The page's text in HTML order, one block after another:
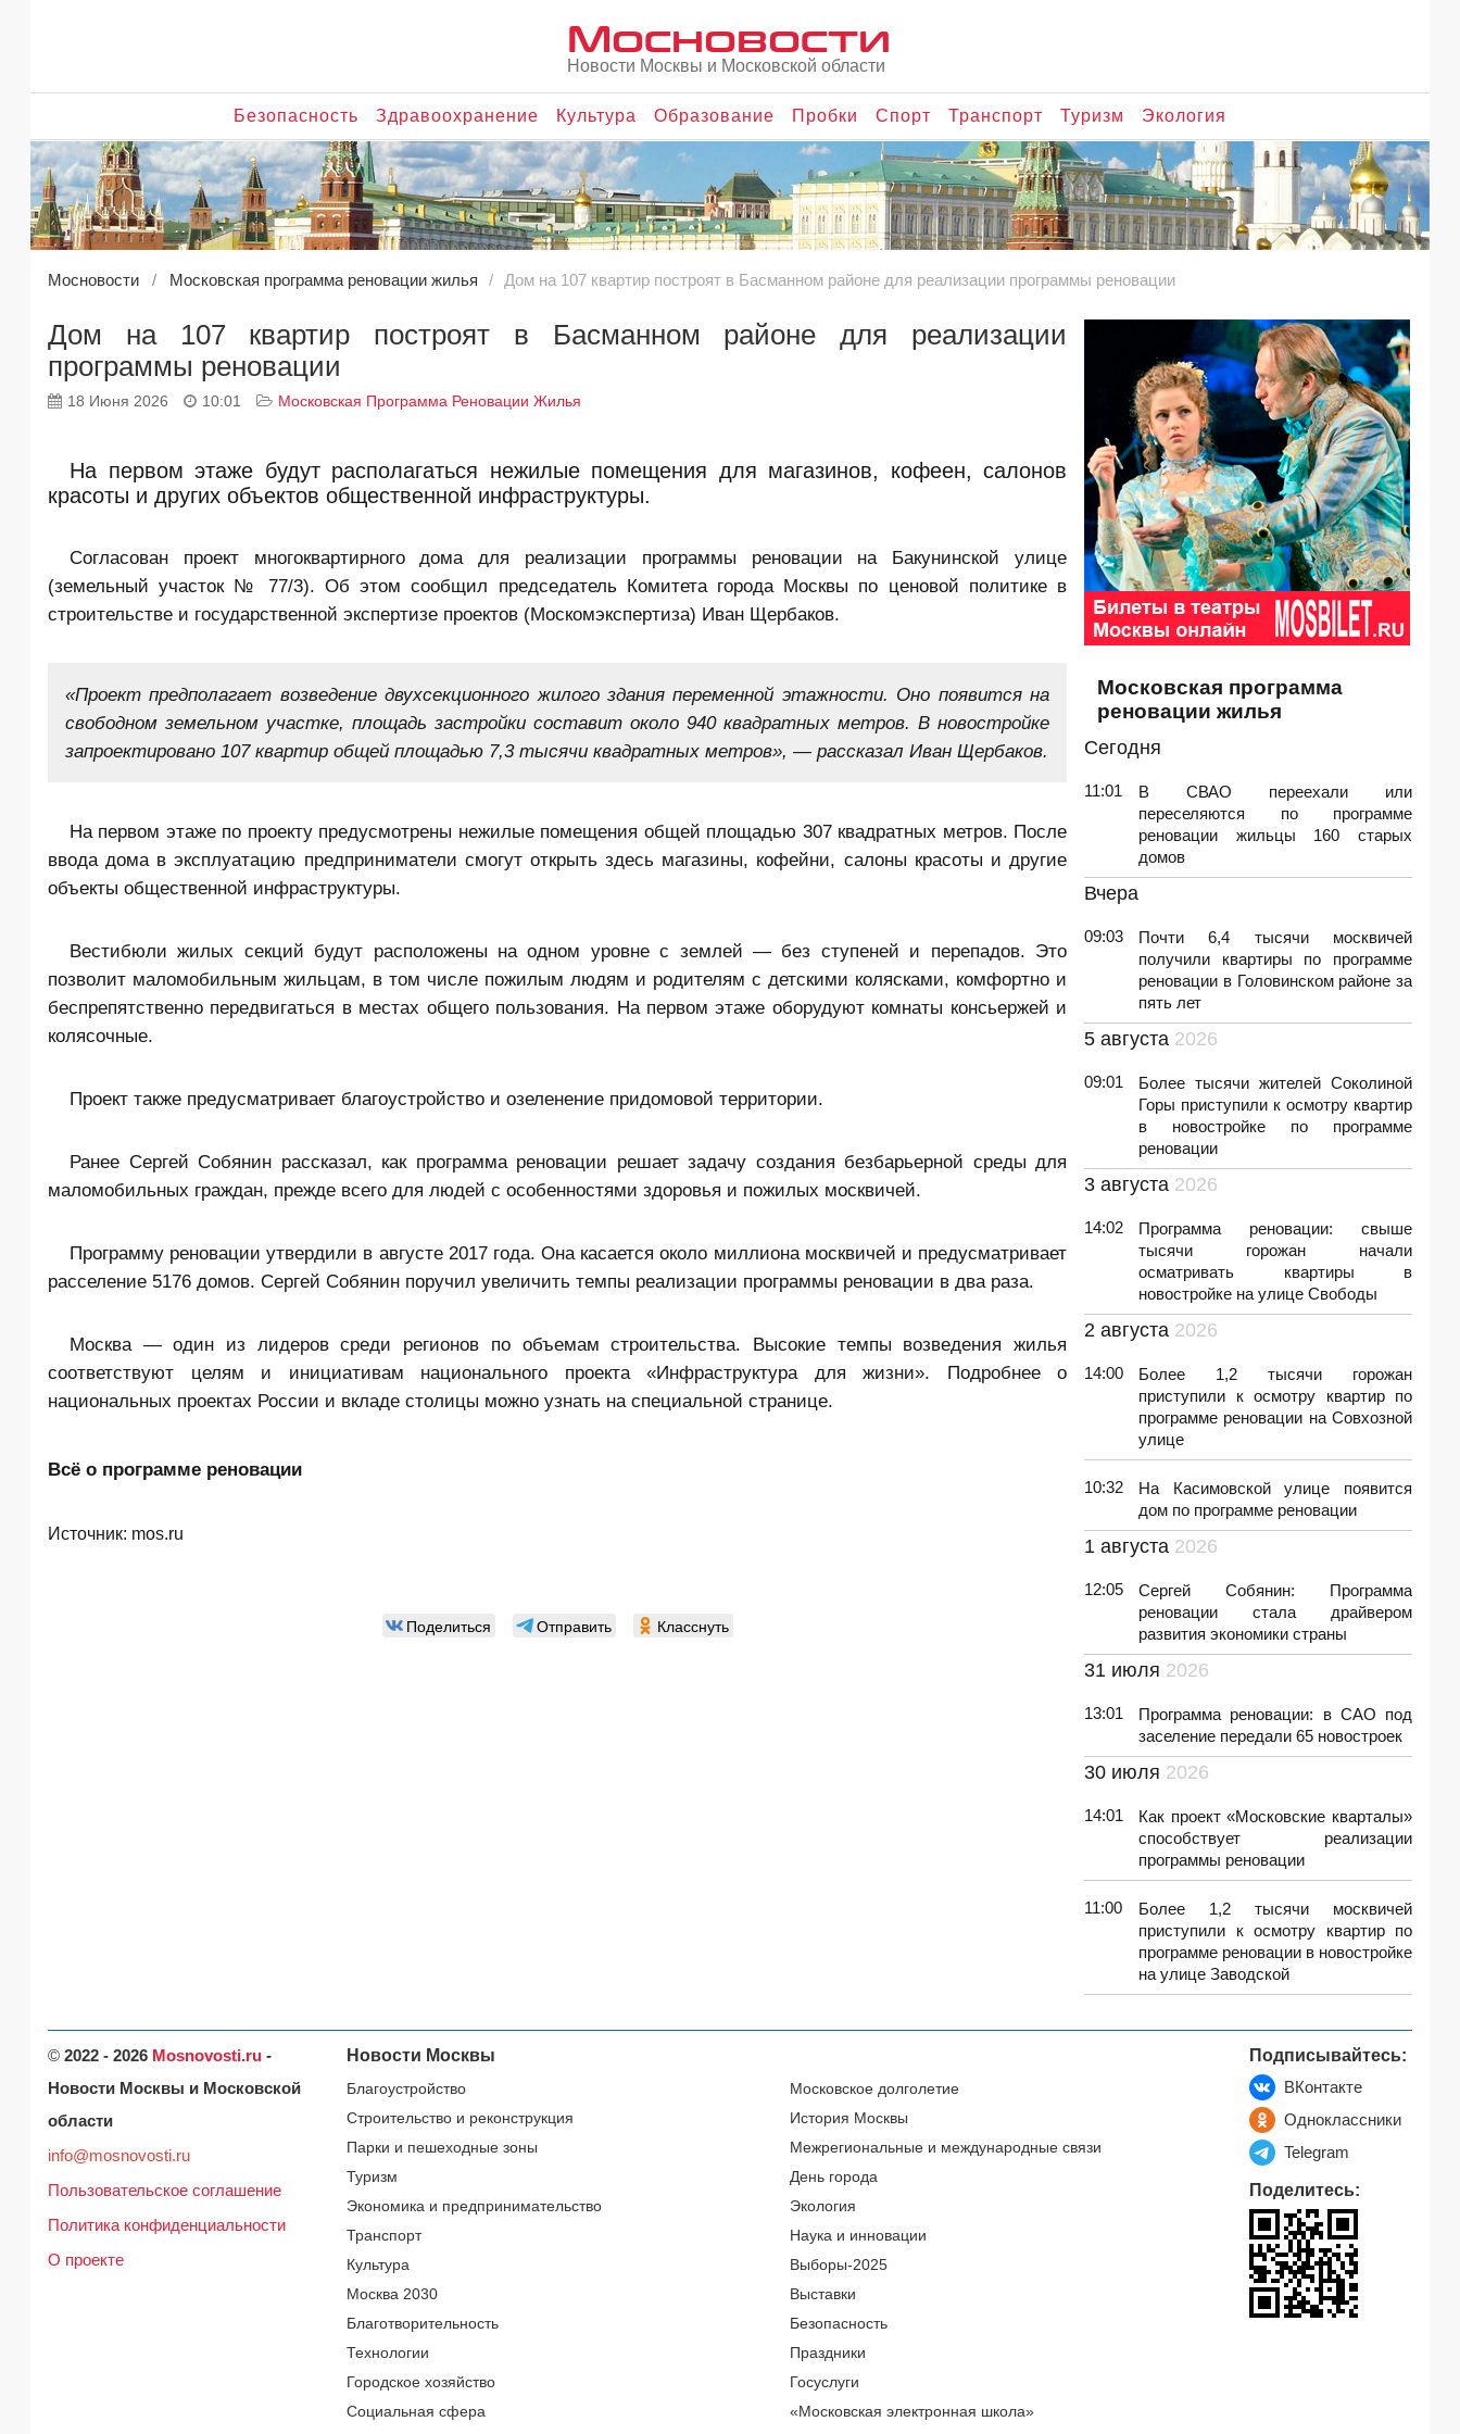
Мосновости
Новости Москвы и Московской области
Безопасность Здравоохранение Культура Образование Пробки Спорт Транспорт Туризм Экология
Мосновости Московская программа реновации жилья Дом на 107 квартир построят в Басманном районе для реализации программы реновации
Дом на 107 квартир построят в Басманном районе для реализации
программы реновации
18 Июня 2026 10:01 Московская Программа Реновации Жилья
На первом этаже будут располагаться нежилые помещения для магазинов, кофеен, салонов
красоты и других объектов общественной инфраструктуры.
Согласован проект многоквартирного дома для реализации программы реновации на Бакунинской улице
(земельный участок № 77/3). Об этом сообщил председатель Комитета города Москвы по ценовой политике в
строительстве и государственной экспертизе проектов (Москомэкспертиза) Иван Щербаков.
«Проект предполагает возведение двухсекционного жилого здания переменной этажности. Оно появится на
свободном земельном участке, площадь застройки составит около 940 квадратных метров. В новостройке
запроектировано 107 квартир общей площадью 7,3 тысячи квадратных метров», — рассказал Иван Щербаков.
На первом этаже по проекту предусмотрены нежилые помещения общей площадью 307 квадратных метров. После
ввода дома в эксплуатацию предприниматели смогут открыть здесь магазины, кофейни, салоны красоты и другие
объекты общественной инфраструктуры.
Вестибюли жилых секций будут расположены на одном уровне с землей — без ступеней и перепадов. Это
позволит маломобильным жильцам, в том числе пожилым людям и родителям с детскими колясками, комфортно и
беспрепятственно передвигаться в местах общего пользования. На первом этаже оборудуют комнаты консьержей и
колясочные.
Проект также предусматривает благоустройство и озеленение придомовой территории.
Ранее Сергей Собянин рассказал, как программа реновации решает задачу создания безбарьерной среды для
маломобильных граждан, прежде всего для людей с особенностями здоровья и пожилых москвичей.
Программу реновации утвердили в августе 2017 года. Она касается около миллиона москвичей и предусматривает
расселение 5176 домов. Сергей Собянин поручил увеличить темпы реализации программы реновации в два раза.
Москва — один из лидеров среди регионов по объемам строительства. Высокие темпы возведения жилья
соответствуют целям и инициативам национального проекта «Инфраструктура для жизни». Подробнее о
национальных проектах России и вкладе столицы можно узнать на специальной странице.
Всё о программе реновации
Источник: mos.ru
Поделиться Отправить Класснуть
Московская программа
реновации жилья
Сегодня
11:01
В СВАО переехали или
переселяются по программе
реновации жильцы 160 старых
домов
Вчера
09:03
Почти 6,4 тысячи москвичей
получили квартиры по программе
реновации в Головинском районе за
пять лет
5 августа 2026
09:01
Более тысячи жителей Соколиной
Горы приступили к осмотру квартир
в новостройке по программе
реновации
3 августа 2026
14:02
Программа реновации: свыше
тысячи горожан начали
осматривать квартиры в
новостройке на улице Свободы
2 августа 2026
14:00
Более 1,2 тысячи горожан
приступили к осмотру квартир по
программе реновации на Совхозной
улице
10:32
На Касимовской улице появится
дом по программе реновации
1 августа 2026
12:05
Сергей Собянин: Программа
реновации стала драйвером
развития экономики страны
31 июля 2026
13:01
Программа реновации: в САО под
заселение передали 65 новостроек
30 июля 2026
14:01
Как проект «Московские кварталы»
способствует реализации
программы реновации
11:00
Более 1,2 тысячи москвичей
приступили к осмотру квартир по
программе реновации в новостройке
на улице Заводской
© 2022 - 2026 Mosnovosti.ru -
Новости Москвы и Московской
области
info@mosnovosti.ru
Пользовательское соглашение
Политика конфиденциальности
О проекте
Новости Москвы
Благоустройство
Строительство и реконструкция
Парки и пешеходные зоны
Туризм
Экономика и предпринимательство
Транспорт
Культура
Москва 2030
Благотворительность
Технологии
Городское хозяйство
Социальная сфера
Московское долголетие
История Москвы
Межрегиональные и международные связи
День города
Экология
Наука и инновации
Выборы-2025
Выставки
Безопасность
Праздники
Госуслуги
«Московская электронная школа»
Подписывайтесь:
ВКонтакте
Одноклассники
Telegram
Поделитесь: